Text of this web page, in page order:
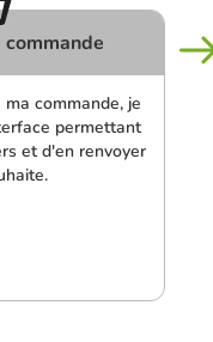
commande
commande, je
permettant
et d'en renvoyer